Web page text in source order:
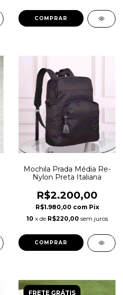
Mochila Prada Média Re-
Nylon Preta Italiana
R$2.200,00
R$1.980,00 com Pix
10 x de R$220,00 sem juros
FRETE GRÁTIS